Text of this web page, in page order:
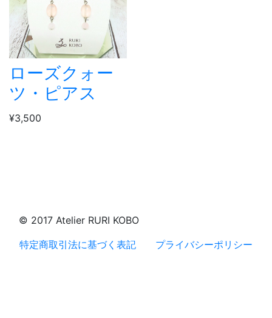
ローズクォー
ツ・ピアス
¥3,500
© 2017 Atelier RURI KOBO
特定商取引法に基づく表記
プライバシーポリシー